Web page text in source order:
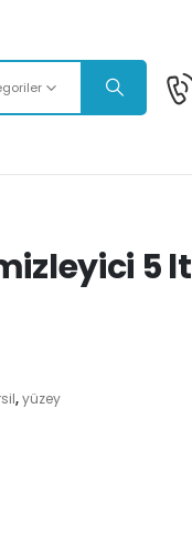
5 lt
,yüzey